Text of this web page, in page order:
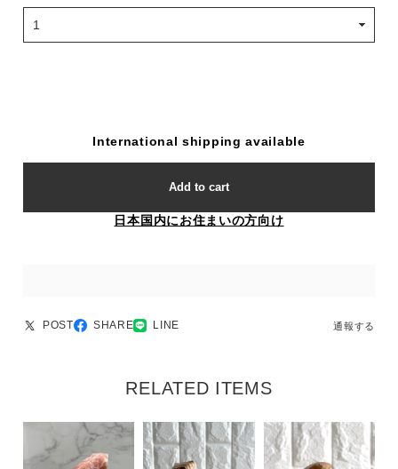
International shipping available
Add to cart
日本国内にお住まいの方向け
POST SHARE LINE 通報する
RELATED ITEMS